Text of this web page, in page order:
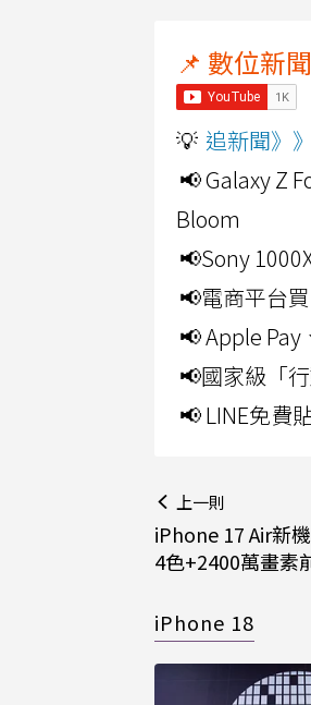
📌 數位新
💡 追新聞》
📢 Galaxy Z
Bloom
📢Sony
📢電商平台
📢 Apple
📢國家級「
📢 LINE免費
上一則
iPhone 17 Air新
4色+2400萬畫素
iPhone 18